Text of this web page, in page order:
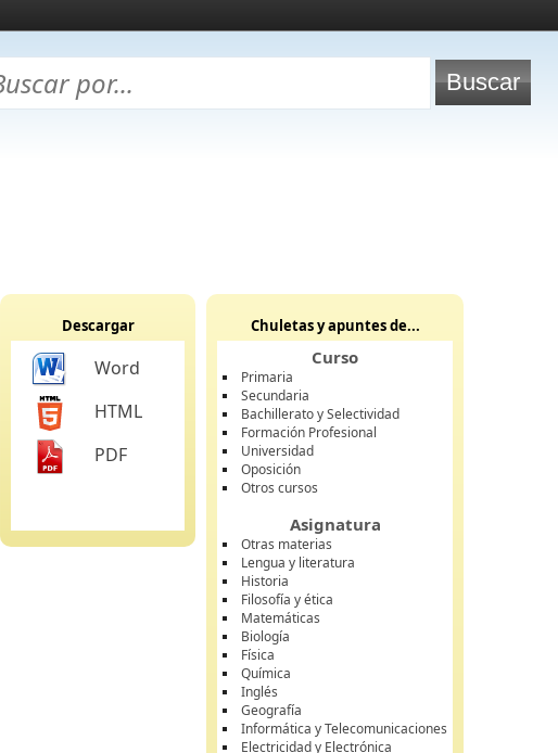
Descargar
Word
HTML
PDF
Chuletas y apuntes de...
Curso
Primaria
Secundaria
Bachillerato y Selectividad
Formación Profesional
Universidad
Oposición
Otros cursos
Asignatura
Otras materias
Lengua y literatura
Historia
Filosofía y ética
Matemáticas
Biología
Física
Química
Inglés
Geografía
Informática y Telecomunicaciones
Electricidad y Electrónica